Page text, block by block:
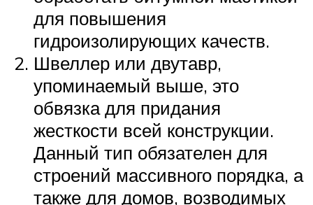
для повышения
гидроизолирующих качеств.
Швеллер или двутавр,
упоминаемый выше, это
обвязка для придания
жесткости всей конструкции.
Данный тип обязателен для
строений массивного порядка, а
также для домов, возводимых